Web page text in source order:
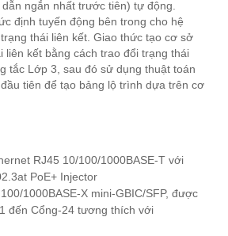
ngắn nhất trước tiên) tự động.
định tuyến động bên trong cho hệ
thái liên kết. Giao thức tạo cơ sở
liên kết bằng cách trao đổi trạng thái
tắc Lớp 3, sau đó sử dụng thuật toán
tiên để tạo bảng lộ trình dựa trên cơ
RJ45 10/100/1000BASE-T với
PoE+ Injector
1000BASE-X mini-GBIC/SFP, được
đến Cổng-24 tương thích với